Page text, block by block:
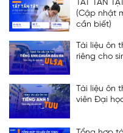
TẤT TẦN
(Cập nhật
cần biết)
Tài liệu ôn
riêng cho
Tài liệu ôn
viên Đại